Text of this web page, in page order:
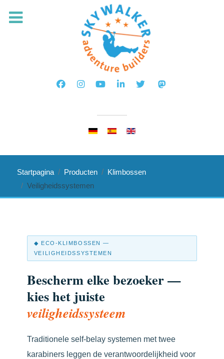
Startpagina Producten
Klimbossen
Veiligheidssystemen
◆ ECO-KLIMBOSSEN —
VEILIGHEIDSSYSTEMEN
Bescherm elke bezoeker —
kies het juiste
veiligheidssysteem
Traditionele self-belay systemen met twee
karabiners leggen de verantwoordelijkheid voor